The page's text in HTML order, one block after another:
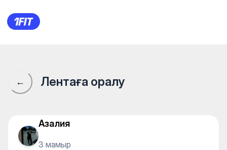
Меня трудно найти, Легко
← Лентаға оралу
Азалия
3 мамыр